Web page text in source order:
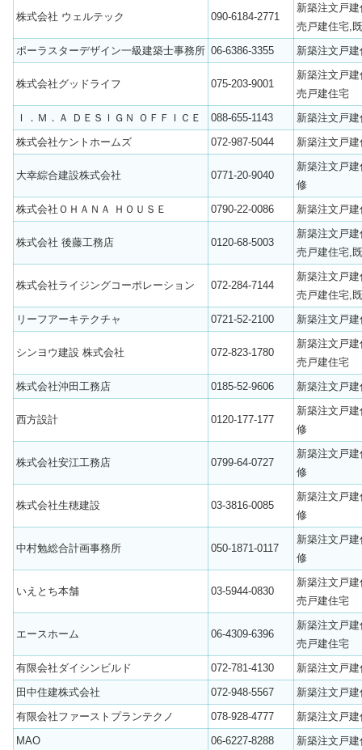
株式会社 ウェルテック 090-6184-2771
新築注文戸
売戸建住宅,
ポーラスターデザイン一級建築士事務所 06-6386-3355 新築注文戸建
株式会社グッドライフ 075-203-9001
新築注文戸
売戸建住宅
Ｉ．Ｍ．Ａ ＤＥＳＩＧＮ ＯＦＦＩＣＥ
088-655-1143
新築注文戸建
株式会社ケントホームズ
072-987-5044 新築注文戸建
大幸綜合建設株式会社 0771-20-9040
新築注文戸
修
株式会社ＯＨＡＮＡ ＨＯＵＳＥ
0790-22-0086 新築注文戸建
株式会社 後藤工務店 0120-68-5003
新築注文戸
売戸建住宅,
株式会社ライジングコーポレーション 072-284-7144
新築注文戸
売戸建住宅,
リーフアーキテクチャ
0721-52-2100 新築注文戸建
シンヨウ建設 株式会社 072-823-1780
新築注文戸
売戸建住宅
株式会社沖田工務店
0185-52-9606 新築注文戸建
西方設計 0120-177-177
新築注文戸
修
株式会社安江工務店 0799-64-0727
新築注文戸
修
株式会社生穂建設 03-3816-0085
新築注文戸
修
中村勉総合計画事務所 050-1871-0117
新築注文戸
修
いえとち本舗 03-5944-0830
新築注文戸
売戸建住宅
エースホーム 06-4309-6396
新築注文戸
売戸建住宅
有限会社ダイシンビルド
072-781-4130
新築注文戸建
田中住建株式会社
072-948-5567
新築注文戸建
有限会社ファーストプランテクノ
078-928-4777
新築注文戸建
MAO
06-6227-8288
新築注文戸建